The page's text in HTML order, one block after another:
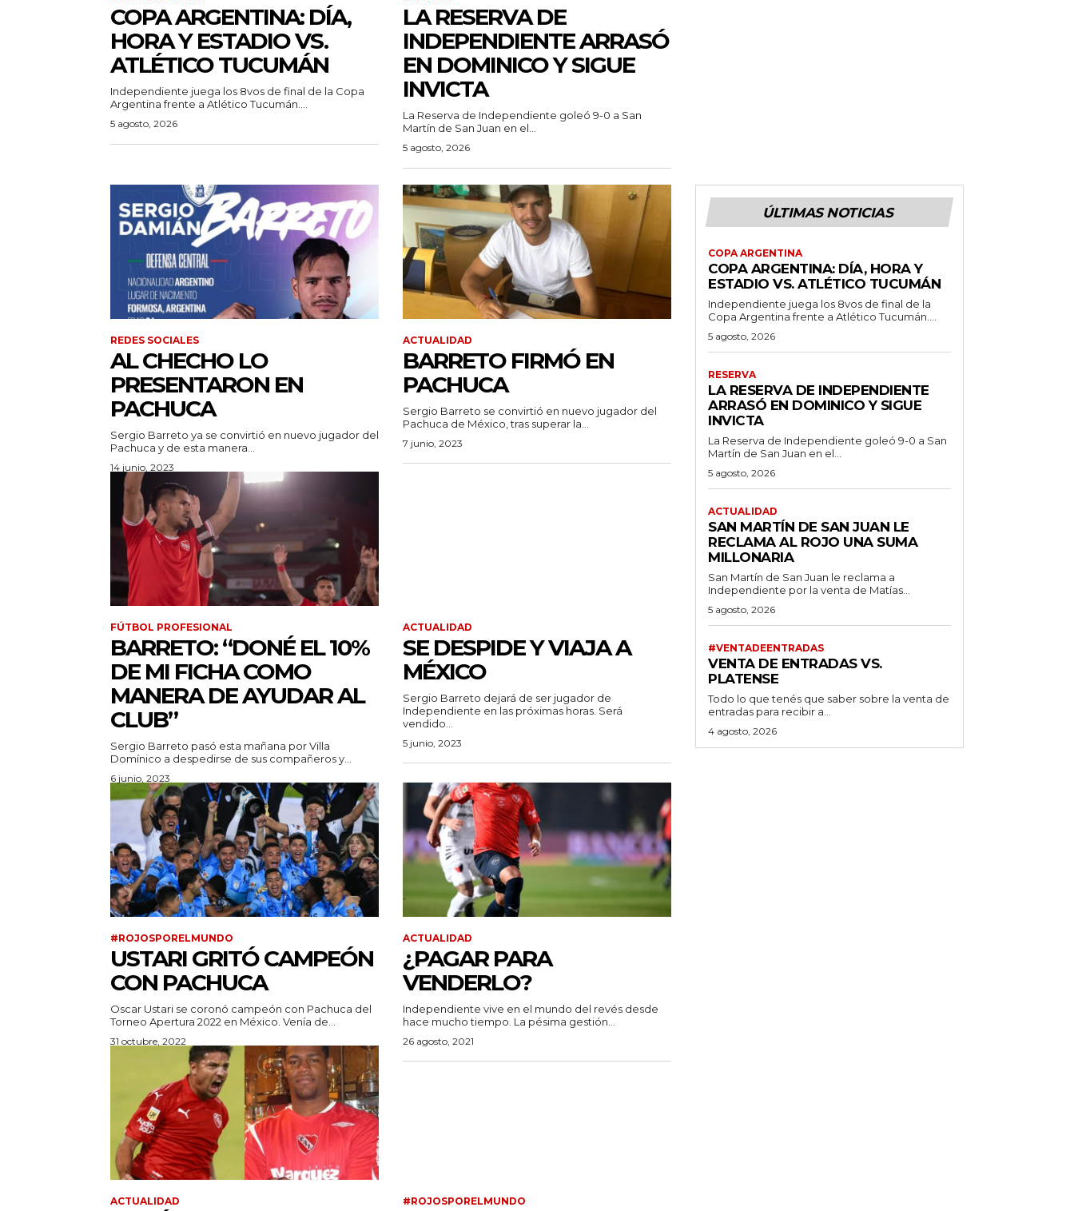
COPA ARGENTINA: DÍA,
HORA Y ESTADIO VS.
ATLÉTICO TUCUMÁN
Independiente juega los 8vos de final de la Copa
Argentina frente a Atlético Tucumán....
5 agosto, 2026
LA RESERVA DE
INDEPENDIENTE ARRASÓ
EN DOMINICO Y SIGUE
INVICTA
La Reserva de Independiente goleó 9-0 a San
Martín de San Juan en el...
5 agosto, 2026
REDES SOCIALES
AL CHECHO LO
PRESENTARON EN
PACHUCA
Sergio Barreto ya se convirtió en nuevo jugador del
Pachuca y de esta manera...
14 junio, 2023
ACTUALIDAD
BARRETO FIRMÓ EN
PACHUCA
Sergio Barreto se convirtió en nuevo jugador del
Pachuca de México, tras superar la...
7 junio, 2023
FÚTBOL PROFESIONAL
BARRETO: “DONÉ EL 10%
DE MI FICHA COMO
MANERA DE AYUDAR AL
CLUB”
Sergio Barreto pasó esta mañana por Villa
Domínico a despedirse de sus compañeros y...
6 junio, 2023
ACTUALIDAD
SE DESPIDE Y VIAJA A
MÉXICO
Sergio Barreto dejará de ser jugador de
Independiente en las próximas horas. Será
vendido...
5 junio, 2023
#ROJOSPORELMUNDO
USTARI GRITÓ CAMPEÓN
CON PACHUCA
Oscar Ustari se coronó campeón con Pachuca del
Torneo Apertura 2022 en México. Venía de...
31 octubre, 2022
ACTUALIDAD
¿PAGAR PARA
VENDERLO?
Independiente vive en el mundo del revés desde
hace mucho tiempo. La pésima gestión...
26 agosto, 2021
ACTUALIDAD #ROJOSPORELMUNDO
ÚLTIMAS NOTICIAS
COPA ARGENTINA
COPA ARGENTINA: DÍA, HORA Y
ESTADIO VS. ATLÉTICO TUCUMÁN
Independiente juega los 8vos de final de la
Copa Argentina frente a Atlético Tucumán....
5 agosto, 2026
RESERVA
LA RESERVA DE INDEPENDIENTE
ARRASÓ EN DOMINICO Y SIGUE
INVICTA
La Reserva de Independiente goleó 9-0 a San
Martín de San Juan en el...
5 agosto, 2026
ACTUALIDAD
SAN MARTÍN DE SAN JUAN LE
RECLAMA AL ROJO UNA SUMA
MILLONARIA
San Martín de San Juan le reclama a
Independiente por la venta de Matías...
5 agosto, 2026
#VENTADEENTRADAS
VENTA DE ENTRADAS VS.
PLATENSE
Todo lo que tenés que saber sobre la venta de
entradas para recibir a...
4 agosto, 2026